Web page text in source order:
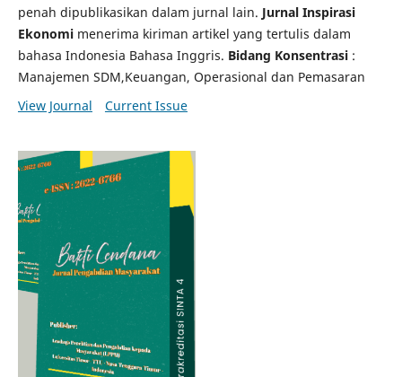
penah dipublikasikan dalam jurnal lain. Jurnal Inspirasi
Ekonomimenerima kiriman artikel yang tertulis dalam
bahasa Indonesia Bahasa Inggris. Bidang Konsentrasi:
Manajemen SDM,Keuangan, Operasional dan Pemasaran
View Journal
Current Issue